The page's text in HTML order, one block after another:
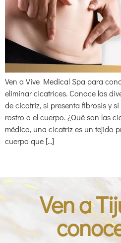
Ven a Vive Medical Spa para
eliminar cicatrices. Conoce las
de cicatriz, si presenta fibrosis y
rostro o el cuerpo. ¿Qué son las
médica, una cicatriz es un tejido
cuerpo que […]
Ven a